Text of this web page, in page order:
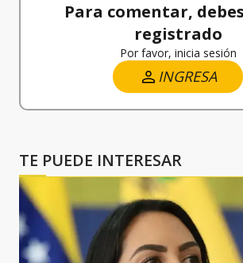
Para comentar,
registrado
Por favor, inicia sesión
INGRESA
TE PUEDE INTERESAR